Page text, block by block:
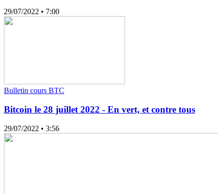
29/07/2022 • 7:00
Bulletin cours BTC
Bitcoin le 28 juillet 2022 - En vert, et contre tous
29/07/2022 • 3:56